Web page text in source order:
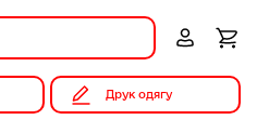
Друк одягу